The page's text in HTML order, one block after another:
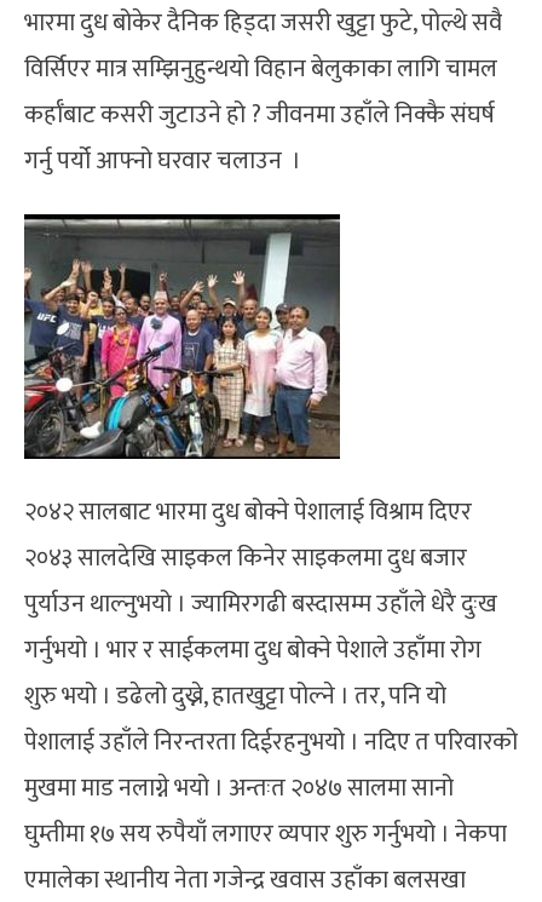
भारमा दुध बोकेर दैनिक हिड्दा जसरी खुट्टा फुटे, पोल्थे सवै
विर्सिएर मात्र सम्झिनुहुन्थयो विहान बेलुकाका लागि चामल
कर्हाँबाट कसरी जुटाउने हो ? जीवनमा उहाँले निक्कै संघर्ष
गर्नु पर्यो आफ्नो घरवार चलाउन ।
२०४२ सालबाट भारमा दुध बोक्ने पेशालाई विश्राम दिएर
२०४३ सालदेखि साइकल किनेर साइकलमा दुध बजार
पुर्याउन थाल्नुभयो । ज्यामिरगढी बस्दासम्म उहाँले धेरै दुःख
गर्नुभयो । भार र साईकलमा दुध बोक्ने पेशाले उहाँमा रोग
शुरु भयो । डढेलो दुख्ने, हातखुट्टा पोल्ने । तर, पनि यो
पेशालाई उहाँले निरन्तरता दिईरहनुभयो । नदिए त परिवारको
मुखमा माड नलाग्ने भयो । अन्तःत २०४७ सालमा सानो
घुम्तीमा १७ सय रुपैयाँ लगाएर व्यपार शुरु गर्नुभयो । नेकपा
एमालेका स्थानीय नेता गजेन्द्र खवास उहाँका बलसखा